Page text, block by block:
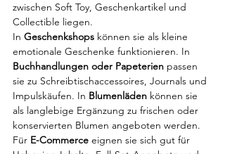
zwischen Soft Toy, Geschenkartikel und
Collectible liegen.
In Geschenkshops können sie als kleine
emotionale Geschenke funktionieren. In
Buchhandlungen oder Papeterien passen
sie zu Schreibtischaccessoires, Journals und
Impulskäufen. In Blumenläden können sie
als langlebige Ergänzung zu frischen oder
konservierten Blumen angeboten werden.
Für E-Commerce eignen sie sich gut für